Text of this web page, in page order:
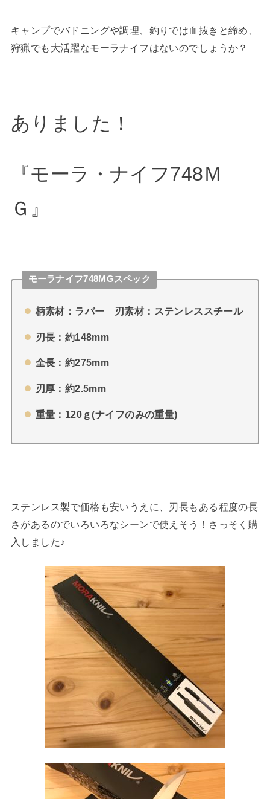
キャンプでバドニングや調理、釣りでは血抜きと締め、
狩猟でも大活躍なモーラナイフはないのでしょうか？
ありました！
『モーラ・ナイフ748Ｍ
Ｇ』
モーラナイフ748MGスペック
柄素材：ラバー 刃素材：ステンレススチール
刃長：約148mm
全長：約275mm
刃厚：約2.5mm
重量：120ｇ(ナイフのみの重量)
ステンレス製で価格も安いうえに、刃長もある程度の長
さがあるのでいろいろなシーンで使えそう！さっそく購
入しました♪